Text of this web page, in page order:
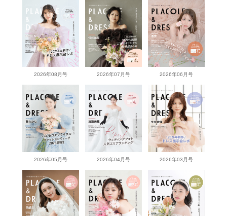
2026年08月号 2026年07月号 2026年06月号
2026年05月号 2026年04月号 2026年03月号